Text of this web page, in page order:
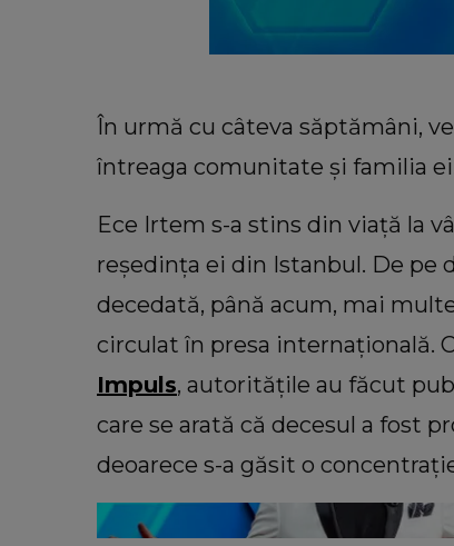
În urmă cu câteva săptămâni,
întreaga comunitate și familia
Ece Irtem s-a stins din viață la
reședința ei din Istanbul. De pe
decedată, până acum, mai
circulat în presa internațională.
Impuls, autoritățile au făcut
care se arată că decesul a fost
deoarece s-a găsit o
INFORMATIILE ZILEI
Sora lui Mario Berinde,
cutremurătoare despre
său. Ce spune tânăra
în care adolescentul și-a
“Nu a fost față în